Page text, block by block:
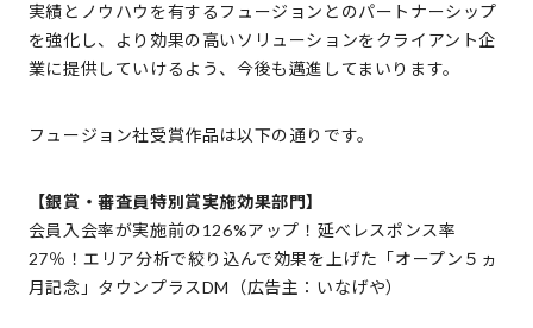
実績とノウハウを有するフュージョンとのパートナーシップ
を強化し、より効果の高いソリューションをクライアント企
業に提供していけるよう、今後も邁進してまいります。
フュージョン社受賞作品は以下の通りです。
【銀賞・審査員特別賞実施効果部門】
会員入会率が実施前の126%アップ！延べレスポンス率
27％！エリア分析で絞り込んで効果を上げた「オープン５ヵ
月記念」タウンプラスDM（広告主：いなげや）